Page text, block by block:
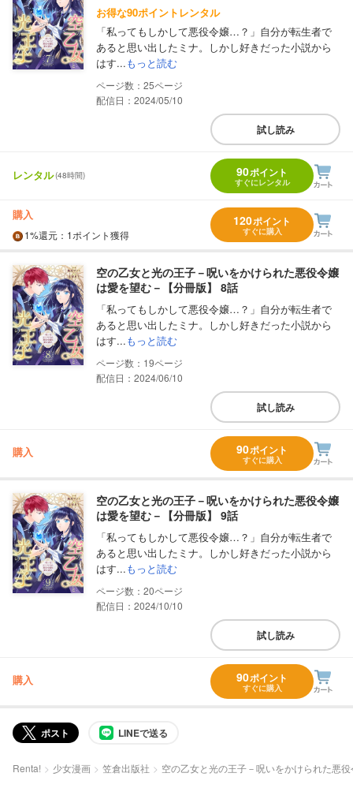
お得な90ポイントレンタル
「私ってもしかして悪役令嬢…？」自分が転生者で
あると思い出したミナ。しかし好きだった小説から
はす...もっと読む
25
配信日：2024/05/10
試し読み
レンタル(48時間) 90ポイント
すぐにレンタル
購入
1%還元 ：1ポイント獲得
120ポイント
すぐに購入
空の乙女と光の王子－呪いをかけられた悪役令嬢
は愛を望む－【分冊版】 8話
「私ってもしかして悪役令嬢…？」自分が転生者で
あると思い出したミナ。しかし好きだった小説から
はす...もっと読む
19
配信日：2024/06/10
試し読み
購入 90ポイント
すぐに購入
空の乙女と光の王子－呪いをかけられた悪役令嬢
は愛を望む－【分冊版】 9話
「私ってもしかして悪役令嬢…？」自分が転生者で
あると思い出したミナ。しかし好きだった小説から
はす...もっと読む
20
配信日：2024/10/10
試し読み
購入 90ポイント
すぐに購入
ポスト LINEで送る
Renta! 少女漫画 笠倉出版社 空の乙女と光の王子－呪いをかけられた悪